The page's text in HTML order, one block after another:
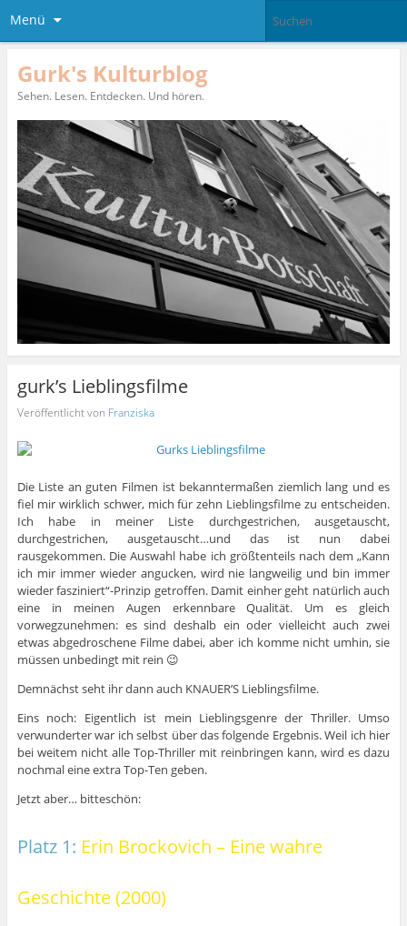
Menü
Gurk's Kulturblog
Sehen. Lesen. Entdecken. Und hören.
gurk’s Lieblingsfilme
Veröffentlicht von Franziska
Die Liste an guten Filmen ist bekanntermaßen ziemlich lang und es
fiel mir wirklich schwer, mich für zehn Lieblingsfilme zu entscheiden.
Ich habe in meiner Liste durchgestrichen, ausgetauscht,
durchgestrichen, ausgetauscht…und das ist nun dabei
rausgekommen. Die Auswahl habe ich größtenteils nach dem „Kann
ich mir immer wieder angucken, wird nie langweilig und bin immer
wieder fasziniert“-Prinzip getroffen. Damit einher geht natürlich auch
eine in meinen Augen erkennbare Qualität. Um es gleich
vorwegzunehmen: es sind deshalb ein oder vielleicht auch zwei
etwas abgedroschene Filme dabei, aber ich komme nicht umhin, sie
müssen unbedingt mit rein 😉
Demnächst seht ihr dann auch KNAUER’S Lieblingsfilme.
Eins noch: Eigentlich ist mein Lieblingsgenre der Thriller. Umso
verwunderter war ich selbst über das folgende Ergebnis. Weil ich hier
bei weitem nicht alle Top-Thriller mit reinbringen kann, wird es dazu
nochmal eine extra Top-Ten geben.
Jetzt aber… bitteschön:
Platz 1: Erin Brockovich – Eine wahre
Geschichte (2000)